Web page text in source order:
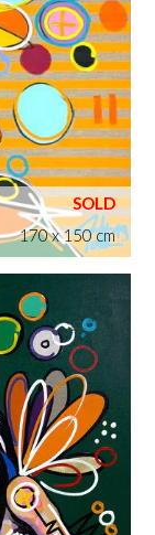
170 x 150 cm